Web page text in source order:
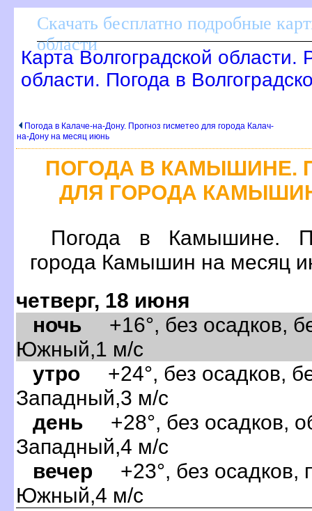
Скачать бесплатно подробные
области
Карта Волгоградской области.
области. Погода в
Погода в Калаче-на-Дону. Прогноз гисметео для города Калач-
на-Дону на месяц июнь
ПОГОДА В КАМЫШИНЕ.
ДЛЯ ГОРОДА
Погода в Камышине.
орода Камышин на месяц
четверг, 18 июня
ночь +16°, без осадков,
Южный,1 м/с
утро +24°, без осадков,
Западный,3 м/с
день +28°, без осадков,
Западный,4 м/с
ечер +23°, без осадков,
Южный,4 м/с